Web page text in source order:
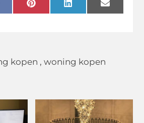
PinterestLinkedInEmail
kopen ,woning kopen